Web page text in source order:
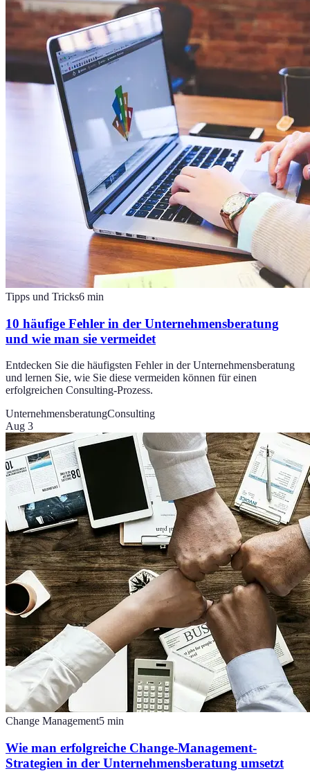
Tipps und Tricks6 min
10 häufige Fehler in der Unternehmensberatung
und wie man sie vermeidet
Entdecken Sie die häufigsten Fehler in der Unternehmensberatung
und lernen Sie, wie Sie diese vermeiden können für einen
erfolgreichen Consulting-Prozess.
UnternehmensberatungConsulting
Aug 3
Change Management5 min
Wie man erfolgreiche Change-Management-
Strategien in der Unternehmensberatung umsetzt